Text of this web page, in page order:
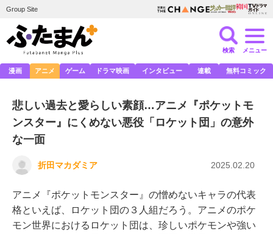
Group Site
検索 メニュー
漫画 アニメ ゲーム ドラマ映画 インタビュー 連載 無料コミック
悲しい過去と愛らしい素顔…アニメ『ポケットモ
ンスター』にくめない悪役「ロケット団」の意外
な一面
折田マカダミア 2025.02.20
アニメ『ポケットモンスター』の憎めないキャラの代表
格といえば、ロケット団の３人組だろう。アニメのポケ
モン世界におけるロケット団は、珍しいポケモンや強い